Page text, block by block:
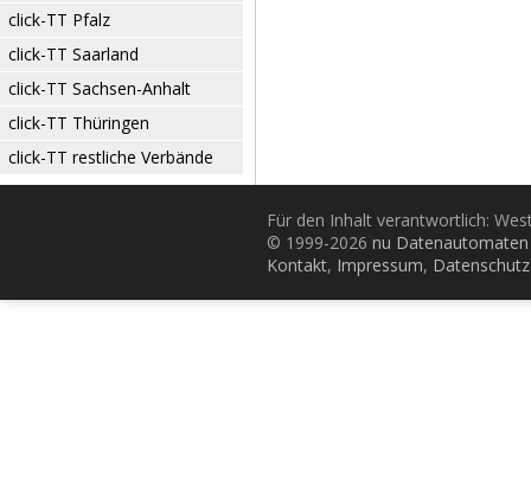
click-TT Pfalz
click-TT Saarland
click-TT Sachsen-Anhalt
click-TT Thüringen
click-TT restliche Verbände
Für den Inhalt verantwortlich:
© 1999-2026 nu
Kontakt, Impressum, Datenschutz